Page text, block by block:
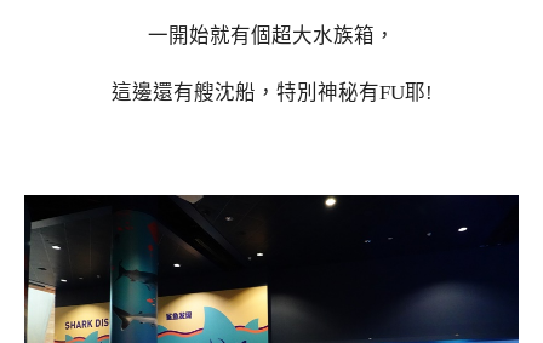
一開始就有個超大水族箱，
這邊還有艘沈船，特別神秘有FU耶!